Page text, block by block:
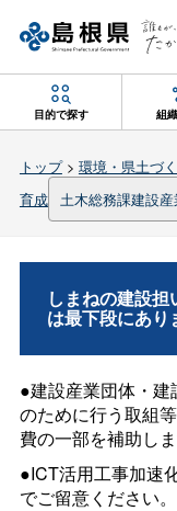
目的で探す 組
トップ> 環境・県土づ
育成 土木総務課建設
しまねの建設
は最下段にあり
●建設産業団体・
のために行う取組
費の一部を補助しま
●ICT活用工事加速
でご留意ください。